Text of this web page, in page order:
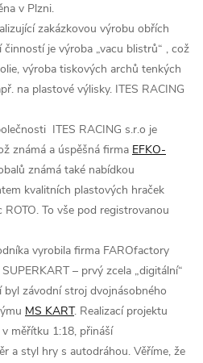
v Plzni.
zakázkovou výrobu obřích
činností je výroba „vacu blistrů“ , což
výroba tiskových archů tenkých
na plastové výlisky. ITES RACING
ITES RACING s.r.o je
známá a úspěšná firma EFKO-
známá také nabídkou
kvalitních plastových hraček
ROTO. To vše pod registrovanou
vyrobila firma FAROfactory
– prvý zcela „digitální“
závodní stroj dvojnásobného
MS KART. Realizací projektu
měřítku 1:18, přináší
a styl hry s autodráhou. Věříme, že